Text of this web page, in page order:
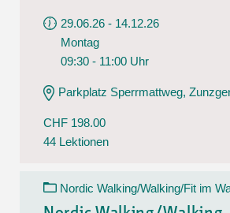
29.06.26 - 14.12.26
Montag
09:30 - 11:00 Uhr
Parkplatz Sperrmattweg,
CHF 198.00
44 Lektionen
Nordic Walking/Walking/Fit im